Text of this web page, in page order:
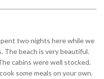
two nights here while we
The beach is very beautiful.
cabins were well stocked.
some meals on your own.